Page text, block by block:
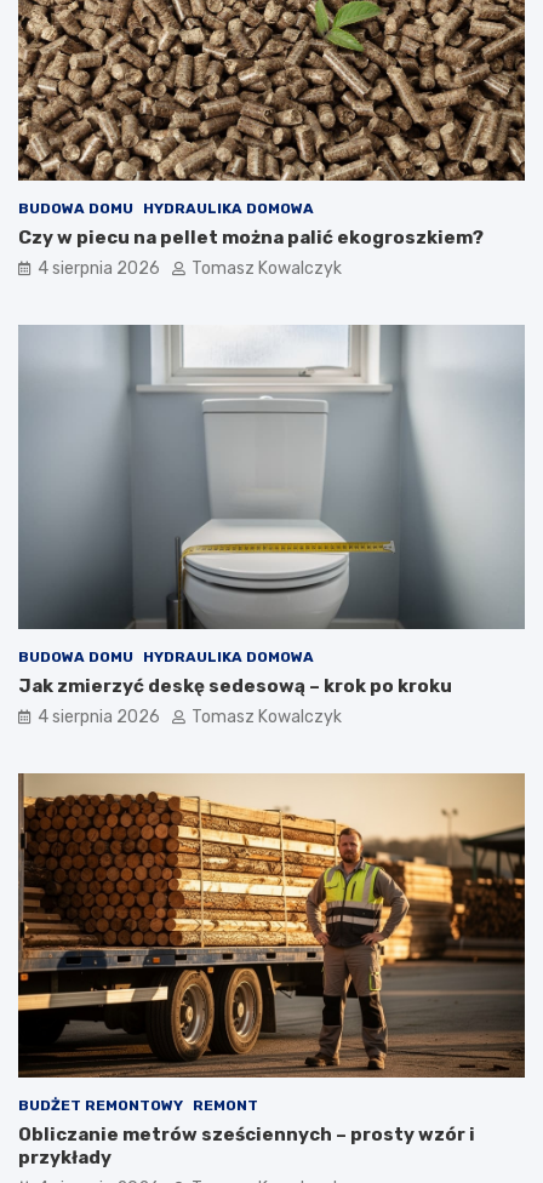
BUDOWA DOMU HYDRAULIKA DOMOWA
Czy w piecu na pellet można palić ekogroszkiem?
4 sierpnia 2026 Tomasz Kowalczyk
BUDOWA DOMU HYDRAULIKA DOMOWA
Jak zmierzyć deskę sedesową – krok po kroku
4 sierpnia 2026 Tomasz Kowalczyk
BUDŻET REMONTOWY REMONT
Obliczanie metrów sześciennych – prosty wzór i
przykłady